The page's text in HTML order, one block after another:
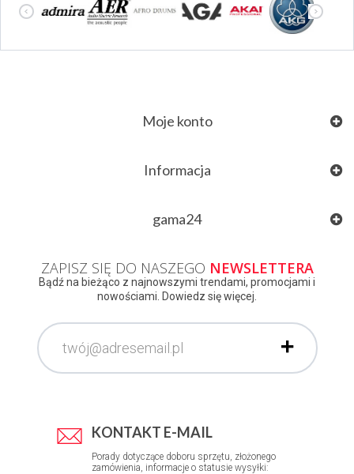
Moje konto
Informacja
gama24
ZAPISZ SIĘ DO NASZEGO NEWSLETTERA
Bądź na bieżąco z najnowszymi trendami, promocjami i
nowościami. Dowiedz się więcej.
KONTAKT E-MAIL
Porady dotyczące doboru sprzętu, złożonego
zamówienia, informacje o statusie wysyłki: